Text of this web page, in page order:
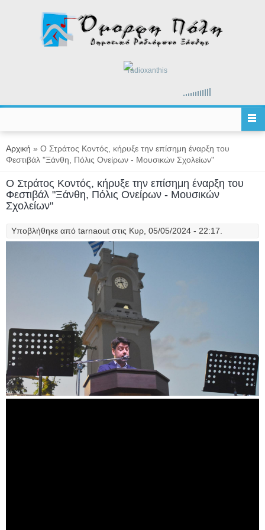
radioxanthis
Είστε εδώ
Αρχική » Ο Στράτος Κοντός, κήρυξε την επίσημη έναρξη του
Φεστιβάλ "Ξάνθη, Πόλις Ονείρων - Μουσικών Σχολείων"
Ο Στράτος Κοντός, κήρυξε την επίσημη έναρξη του
Φεστιβάλ "Ξάνθη, Πόλις Ονείρων - Μουσικών
Σχολείων"
Υποβλήθηκε από tarnaout στις Κυρ, 05/05/2024 - 22:17.